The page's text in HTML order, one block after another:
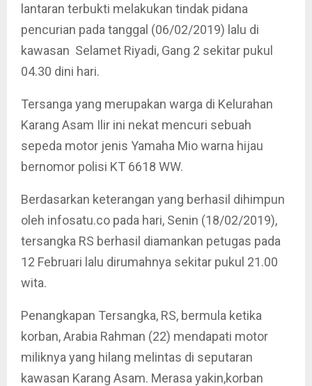
lantaran terbukti melakukan tindak pidana
pencurian pada tanggal (06/02/2019) lalu di
kawasan Selamet Riyadi, Gang 2 sekitar pukul
04.30 dini hari.
Tersanga yang merupakan warga di Kelurahan
Karang Asam Ilir ini nekat mencuri sebuah
sepeda motor jenis Yamaha Mio warna hijau
bernomor polisi KT 6618 WW.
Berdasarkan keterangan yang berhasil dihimpun
oleh infosatu.co pada hari, Senin (18/02/2019),
tersangka RS berhasil diamankan petugas pada
12 Februari lalu dirumahnya sekitar pukul 21.00
wita.
Penangkapan Tersangka, RS, bermula ketika
korban, Arabia Rahman (22) mendapati motor
miliknya yang hilang melintas di seputaran
kawasan Karang Asam. Merasa yakin,korban